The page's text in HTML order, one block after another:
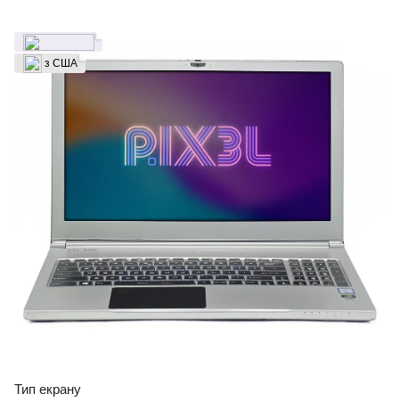
з США
Тип екрану